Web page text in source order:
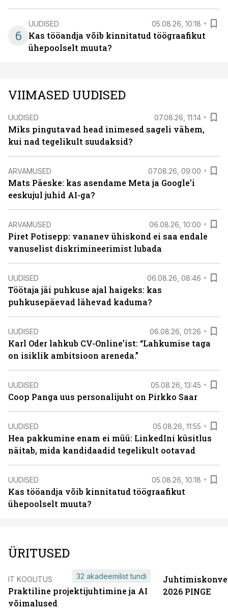
6
UUDISED 05.08.26, 10:18
Kas tööandja võib kinnitatud töögraafikut
ühepoolselt muuta?
VIIMASED UUDISED
UUDISED 07.08.26, 11:14
Miks pingutavad head inimesed sageli vähem,
kui nad tegelikult suudaksid?
ARVAMUSED 07.08.26, 09:00
Mats Päeske: kas asendame Meta ja Google’i
eeskujul juhid AI-ga?
ARVAMUSED 06.08.26, 10:00
Piret Potisepp: vananev ühiskond ei saa endale
vanuselist diskrimineerimist lubada
UUDISED 06.08.26, 08:46
Töötaja jäi puhkuse ajal haigeks: kas
puhkusepäevad lähevad kaduma?
UUDISED 06.08.26, 01:26
Karl Oder lahkub CV-Online’ist: “Lahkumise taga
on isiklik ambitsioon areneda.”
UUDISED 05.08.26, 13:45
Coop Panga uus personalijuht on Pirkko Saar
UUDISED 05.08.26, 11:55
Hea pakkumine enam ei müü: LinkedIni küsitlus
näitab, mida kandidaadid tegelikult ootavad
UUDISED 05.08.26, 10:18
Kas tööandja võib kinnitatud töögraafikut
ühepoolselt muuta?
ÜRITUSED
IT KOOLITUS
Praktiline projektijuhtimine ja AI
võimalused
32 akadeemilist tundi
2026 PINGE